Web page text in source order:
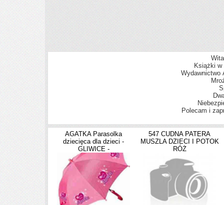
Książki
Wydawnictwo
Polecam i
AGATKA Parasolka
dziecięca dla dzieci -
GLIWICE -
547 CUDNA PATERA
MUSZLA DZIECI I POTOK
RÓŻ